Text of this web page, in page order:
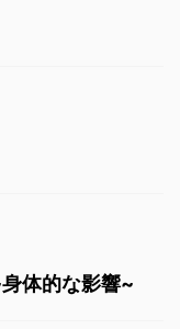
体的な影響~